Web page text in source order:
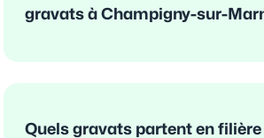
gravats à Champigny-sur-
Quels gravats partent en